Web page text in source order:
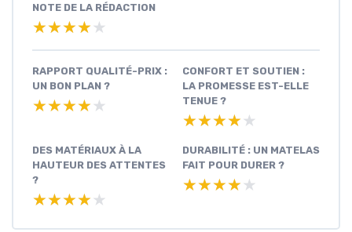
NOTE DE LA RÉDACTION
★★★★★
★★★★★
RAPPORT QUALITÉ-PRIX :
UN BON PLAN ?
★★★★★
★★★★★
CONFORT ET SOUTIEN :
LA PROMESSE EST-ELLE
TENUE ?
★★★★★
★★★★★
DES MATÉRIAUX À LA
HAUTEUR DES ATTENTES
?
★★★★★
★★★★★
DURABILITÉ : UN MATELAS
FAIT POUR DURER ?
★★★★★
★★★★★